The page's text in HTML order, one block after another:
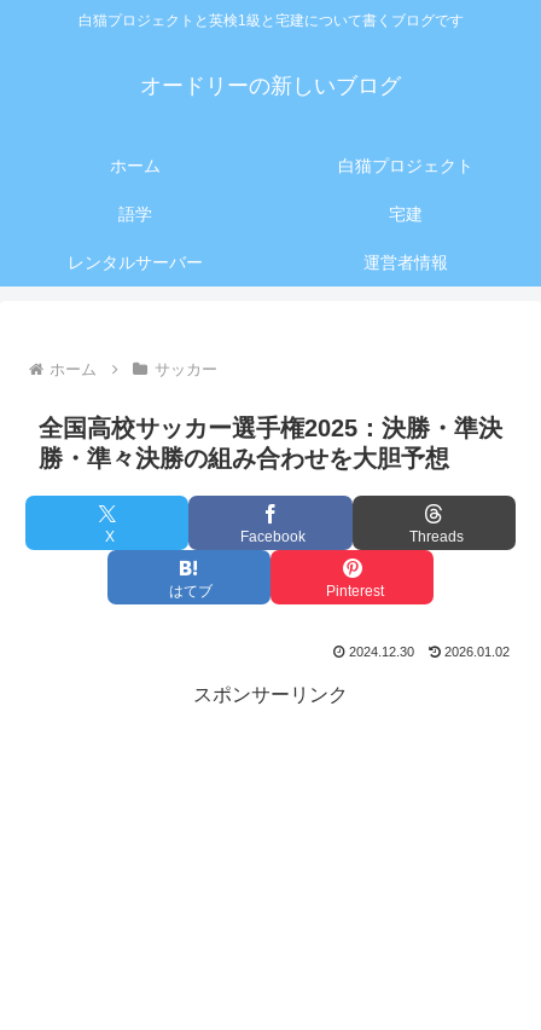
白猫プロジェクトと英検1級と宅建について書くブログです
オードリーの新しいブログ
ホーム 白猫プロジェクト
語学 宅建
レンタルサーバー 運営者情報
ホーム サッカー
全国高校サッカー選手権2025：決勝・準決
勝・準々決勝の組み合わせを大胆予想
X Facebook Threads
はてブ Pinterest
2024.12.30 2026.01.02
スポンサーリンク